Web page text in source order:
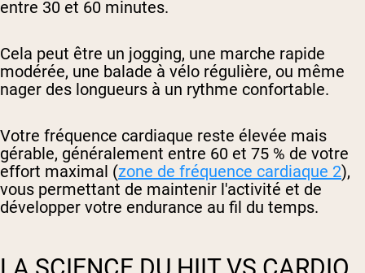
entre 30 et 60 minutes.
Cela peut être un jogging, une marche rapide
modérée, une balade à vélo régulière, ou même
nager des longueurs à un rythme confortable.
Votre fréquence cardiaque reste élevée mais
gérable, généralement entre 60 et 75 % de votre
effort maximal (zone de fréquence cardiaque 2),
vous permettant de maintenir l'activité et de
développer votre endurance au fil du temps.